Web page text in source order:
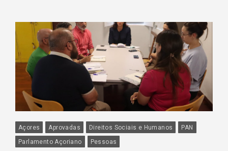
Açores Aprovadas Direitos Sociais e Humanos
PAN
Parlamento Açoriano
Pessoas